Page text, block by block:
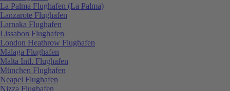
La Palma Flughafen (La Palma)
Lanzarote Flughafen
Larnaka Flughafen
Lissabon Flughafen
London Heathrow Flughafen
Malaga Flughafen
Malta Intl. Flughafen
München Flughafen
Neapel Flughafen
Nizza Flughafen